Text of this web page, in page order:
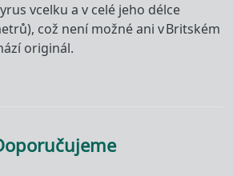
vcelku a v celé jeho délce
což není možné ani v Britském
originál.